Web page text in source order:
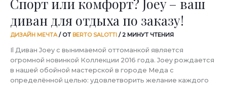
Спорт или комфорт? Joey – ваш
диван для отдыха по заказу!
ДИЗАЙН МЕЧТА/ ОТ BERTO SALOTTI /2 МИНУТ ЧТЕНИЯ
Il Диван Joey с вынимаемой оттоманкой является
огромной новинкой Коллекции 2016 года. Joey рождается
в нашей обойной мастерской в городе Меда с
определённой целью: удовлетворить желание каждого